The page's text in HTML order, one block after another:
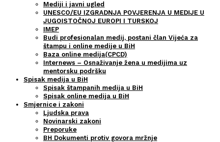
Mediji i javni ugled
UNESCO/EU IZGRADNJA POVJERENJA U MEDIJE U
JUGOISTOČNOJ EUROPI I TURSKOJ
IMEP
Budi profesionalan medij, postani član Vijeća za
štampu i online medije u BiH
Baza online medija(CPCD)
Internews – Osnaživanje žena u medijima uz
mentorsku podršku
Spisak medija u BiH
Spisak štampanih medija u BiH
Spisak online medija u BiH
Smjernice i zakoni
Ljudska prava
Novinarski zakoni
Preporuke
BH Dokumenti protiv govora mržnje